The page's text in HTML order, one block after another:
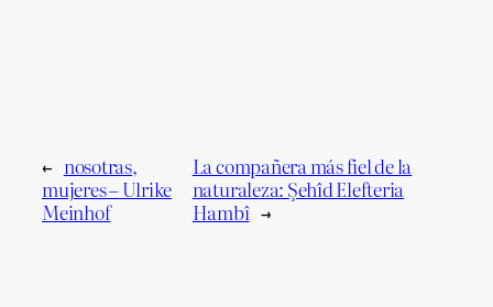
← nosotras,
mujeres – Ulrike
Meinhof
La compañera más fiel de la
naturaleza: Şehîd Elefteria
Hambî →